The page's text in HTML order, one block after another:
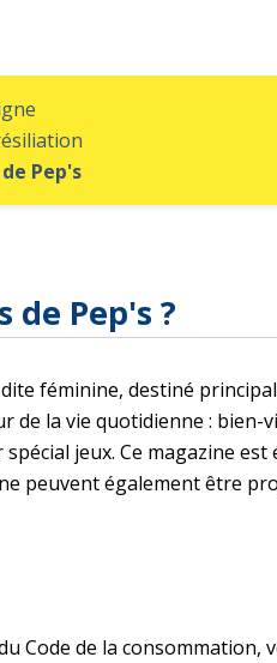
Pep's
Pep's ?
féminine, destiné
de la vie quotidienne : bien-
jeux. Ce magazine
peuvent également être
Code de la consommation,